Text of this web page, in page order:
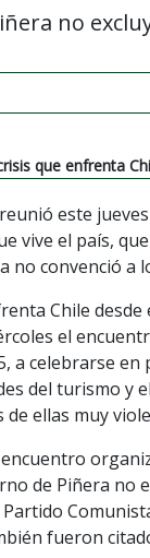
no
que enfrenta
este
vive el país,
no convenció a
Chile
el
a celebrarse
del turismo y
ellas muy
de Piñera no
fueron